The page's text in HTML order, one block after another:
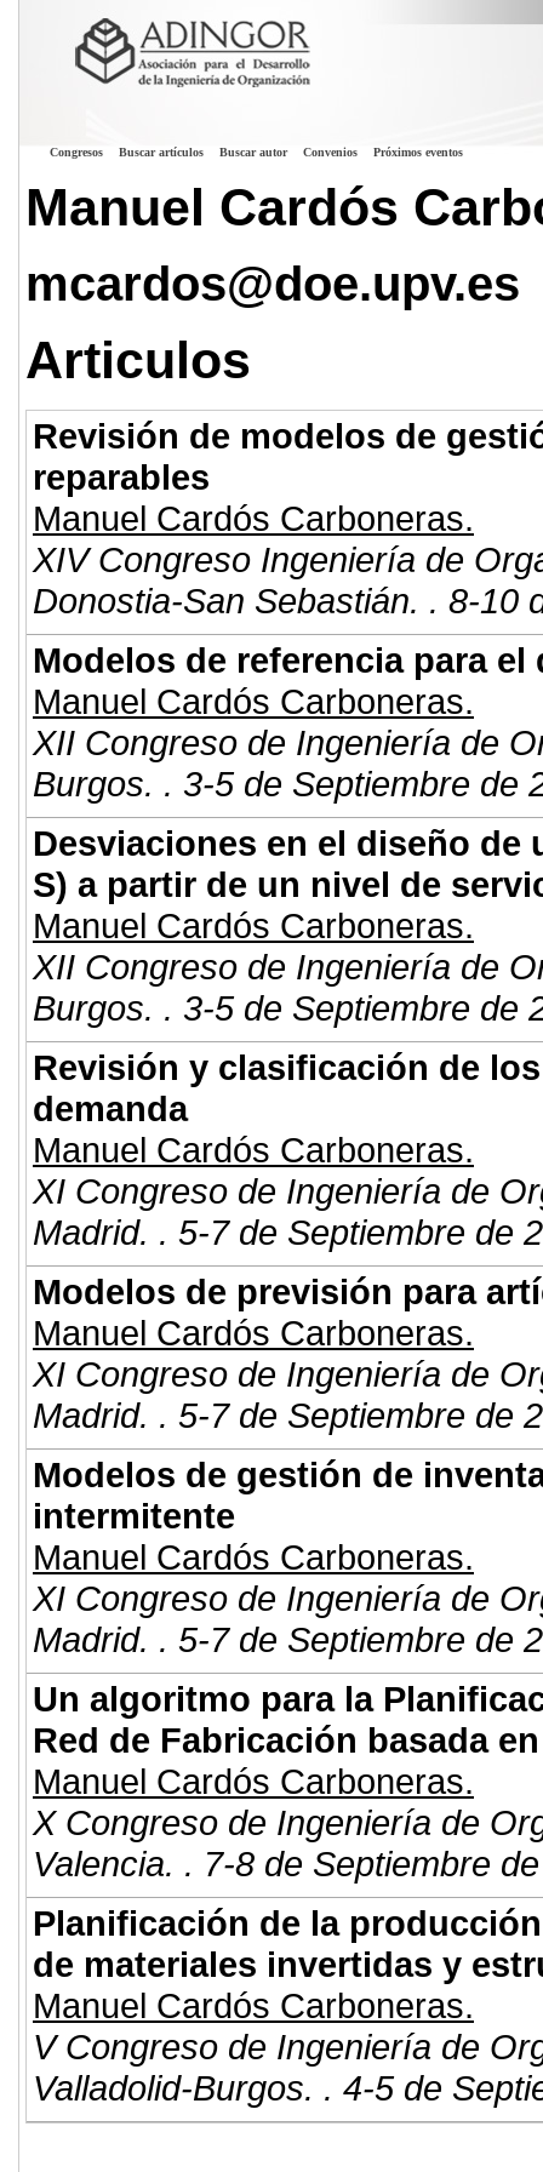
Congresos Buscar artículos Buscar autor Convenios Próximos eventos
Manuel Cardós
mcardos@doe.upv.es
Articulos
Revisión de modelos de
reparables
Manuel Cardós Carboneras.
XIV Congreso Ingeniería de
Donostia-San Sebastián. . 8-10
Modelos de referencia para
Manuel Cardós Carboneras.
XII Congreso de Ingeniería de
Burgos. . 3-5 de Septiembre de
Desviaciones en el diseño
S) a partir de un nivel de
Manuel Cardós Carboneras.
XII Congreso de Ingeniería de
Burgos. . 3-5 de Septiembre de
Revisión y clasificación de
demanda
Manuel Cardós Carboneras.
XI Congreso de Ingeniería de
Madrid. . 5-7 de Septiembre de
Modelos de previsión para
Manuel Cardós Carboneras.
XI Congreso de Ingeniería de
Madrid. . 5-7 de Septiembre de
Modelos de gestión de
intermitente
Manuel Cardós Carboneras.
XI Congreso de Ingeniería de
Madrid. . 5-7 de Septiembre de
Un algoritmo para la
Red de Fabricación basada
Manuel Cardós Carboneras.
X Congreso de Ingeniería de
Valencia. . 7-8 de Septiembre
Planificación de la
de materiales invertidas y
Manuel Cardós Carboneras.
V Congreso de Ingeniería de
Valladolid-Burgos. . 4-5 de